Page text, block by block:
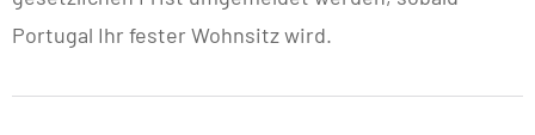
Portugal Ihr fester Wohnsitz wird.